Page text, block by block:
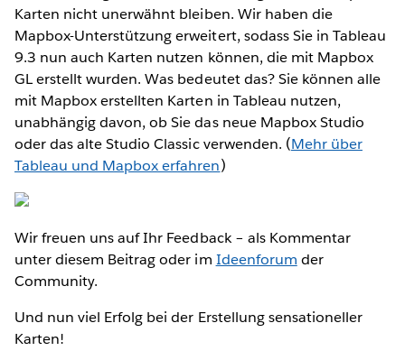
Karten nicht unerwähnt bleiben. Wir haben die
Mapbox-Unterstützung erweitert, sodass Sie in Tableau
9.3 nun auch Karten nutzen können, die mit Mapbox
GL erstellt wurden. Was bedeutet das? Sie können alle
mit Mapbox erstellten Karten in Tableau nutzen,
unabhängig davon, ob Sie das neue Mapbox Studio
oder das alte Studio Classic verwenden. (Mehr über
Tableau und Mapbox erfahren)
Wir freuen uns auf Ihr Feedback – als Kommentar
unter diesem Beitrag oder im Ideenforum der
Community.
Und nun viel Erfolg bei der Erstellung sensationeller
Karten!